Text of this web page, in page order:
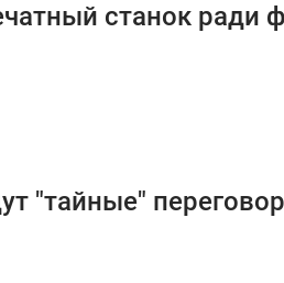
станок ради
"тайные"